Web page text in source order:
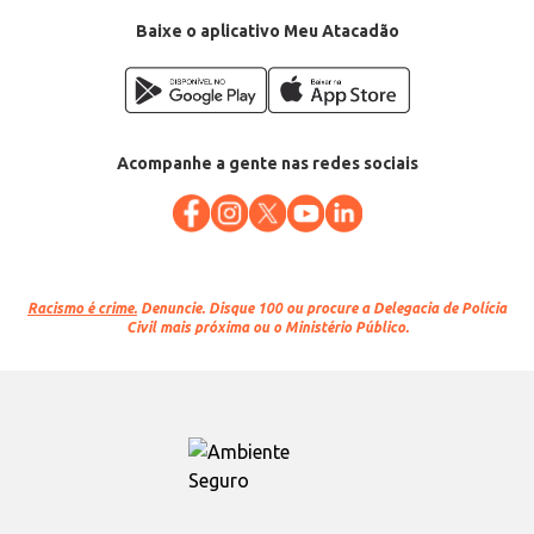
Baixe o aplicativo Meu Atacadão
Acompanhe a gente nas redes sociais
Racismo é crime. Denuncie. Disque 100 ou procure a Delegacia de Polícia
Civil mais próxima ou o Ministério Público.